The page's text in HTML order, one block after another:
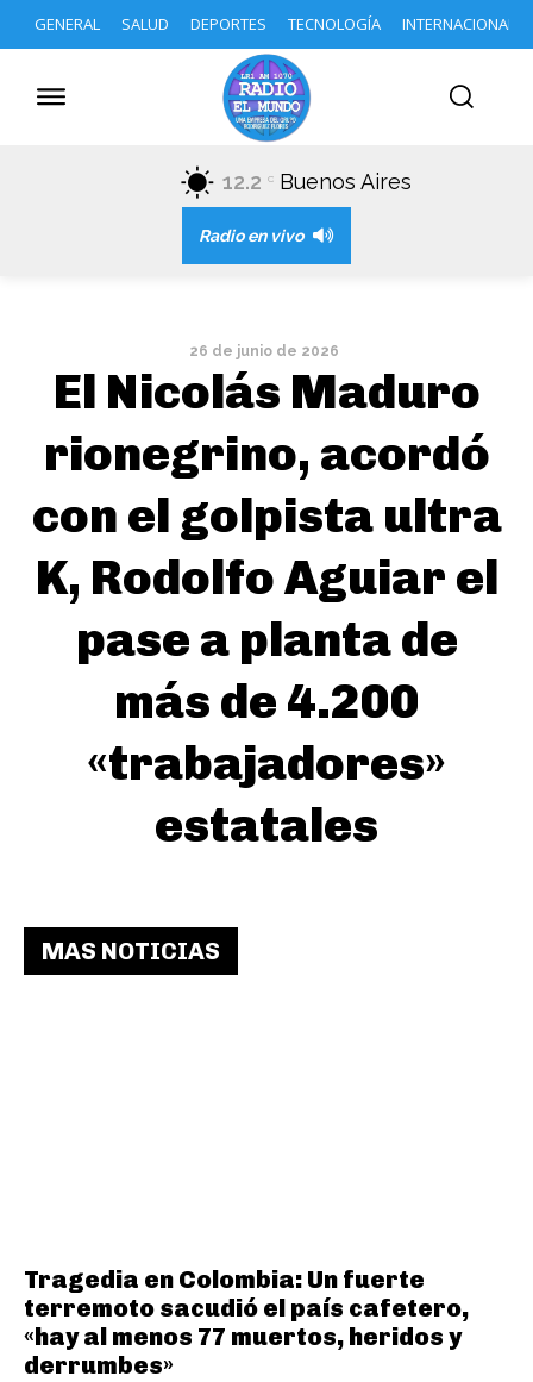
GENERAL SALUD DEPORTES TECNOLOGÍA INTERNACIONAL
12.2 C Buenos Aires
Radio en vivo
26 de junio de 2026
El Nicolás Maduro
rionegrino, acordó
con el golpista ultra
K, Rodolfo Aguiar el
pase a planta de
más de 4.200
«trabajadores»
estatales
MAS NOTICIAS
Tragedia en Colombia: Un fuerte
terremoto sacudió el país cafetero,
«hay al menos 77 muertos, heridos y
derrumbes»